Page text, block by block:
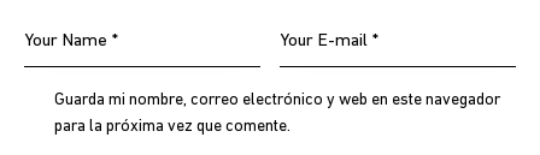
Guarda mi nombre, correo electrónico y web en este navegador
para la próxima vez que comente.